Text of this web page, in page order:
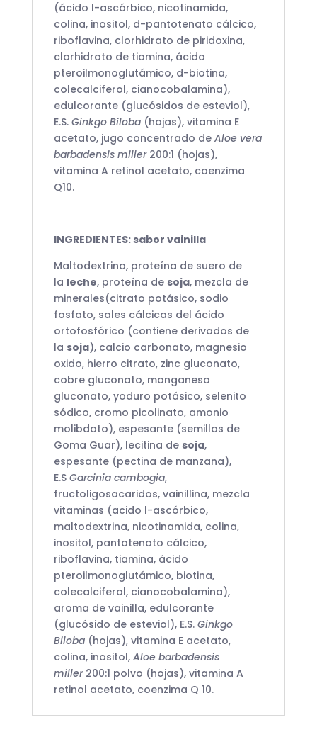
(ácido l-ascórbico, nicotinamida,
colina, inositol, d-pantotenato cálcico,
riboflavina, clorhidrato de piridoxina,
clorhidrato de tiamina, ácido
pteroilmonoglutámico, d-biotina,
colecalciferol, cianocobalamina),
edulcorante (glucósidos de esteviol),
E.S. Ginkgo Biloba(hojas), vitamina E
acetato, jugo concentrado de Aloe vera
barbadensis miller200:1 (hojas),
vitamina A retinol acetato, coenzima
Q10.
INGREDIENTES: sabor vainilla
Maltodextrina, proteína de suero de
la leche, proteína de soja, mezcla de
minerales(citrato potásico, sodio
fosfato, sales cálcicas del ácido
ortofosfórico (contiene derivados de
la soja), calcio carbonato, magnesio
oxido, hierro citrato, zinc gluconato,
cobre gluconato, manganeso
gluconato, yoduro potásico, selenito
sódico, cromo picolinato, amonio
molibdato), espesante (semillas de
Goma Guar), lecitina de soja,
espesante (pectina de manzana),
E.S Garcinia cambogia,
fructoligosacaridos, vainillina, mezcla
vitaminas (acido l-ascórbico,
maltodextrina, nicotinamida, colina,
inositol, pantotenato cálcico,
riboflavina, tiamina, ácido
pteroilmonoglutámico, biotina,
colecalciferol, cianocobalamina),
aroma de vainilla, edulcorante
(glucósido de esteviol), E.S. Ginkgo
Biloba(hojas), vitamina E acetato,
colina, inositol, Aloe barbadensis
miller200:1 polvo (hojas), vitamina A
retinol acetato, coenzima Q 10.